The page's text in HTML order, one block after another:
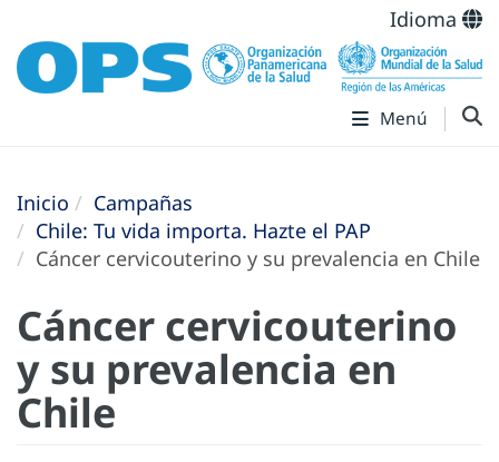
Idioma
Menú
Inicio
Campañas
Chile: Tu vida importa. Hazte el PAP
Cáncer cervicouterino y su prevalencia en Chile
Cáncer cervicouterino
y su prevalencia en
Chile